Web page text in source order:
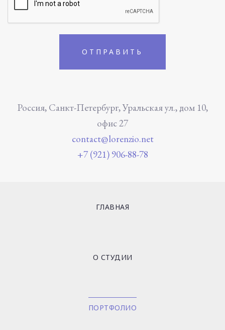
Россия, Санкт-Петербург, Уральская ул., дом 10,
офис 27
contact@lorenzio.net
+7 (921) 906-88-78
ГЛАВНАЯ
О СТУДИИ
ПОРТФОЛИО